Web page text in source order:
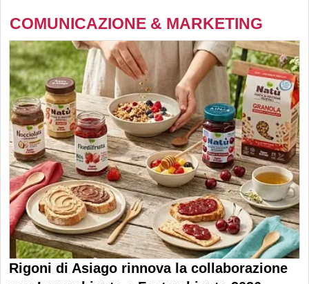
COMUNICAZIONE & MARKETING
Rigoni di Asiago rinnova la collaborazione